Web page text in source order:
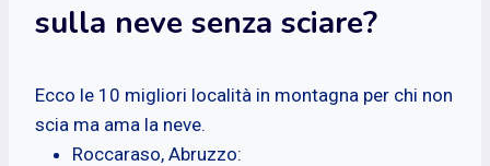
sulla neve senza sciare?
Ecco le 10 migliori località in montagna per chi non
scia ma ama la neve.
Roccaraso, Abruzzo: